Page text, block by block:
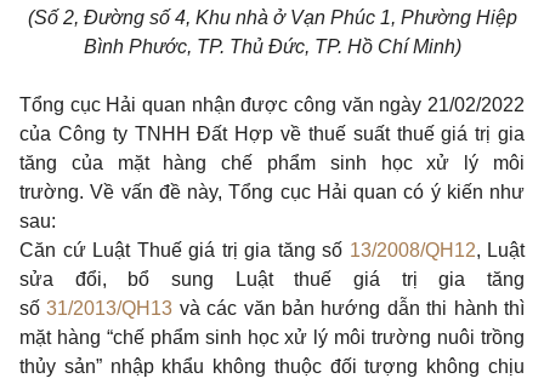
(Số 2, Đường số 4, Khu nhà ở Vạn Phúc 1, Phường Hiệp
Bình Phước, TP. Thủ Đức, TP. Hồ Chí Minh)
Tổng cục Hải quan nhận được công văn ngày 21/02/2022
của Công ty TNHH Đất Hợp về thuế suất thuế giá trị gia
tăng của mặt hàng chế phẩm sinh học xử lý môi
trường. Về vấn đề này, Tổng cục Hải quan có ý kiến như
sau:
Căn cứ Luật Thuế giá trị gia tăng số 13/2008/QH12, Luật
sửa đổi, bổ sung Luật thuế giá trị gia tăng
số31/2013/QH13 và các văn bản hướng dẫn thi hành thì
mặt hàng “chế phẩm sinh học xử lý môi trường nuôi trồng
thủy sản” nhập khẩu không thuộc đối tượng không chịu